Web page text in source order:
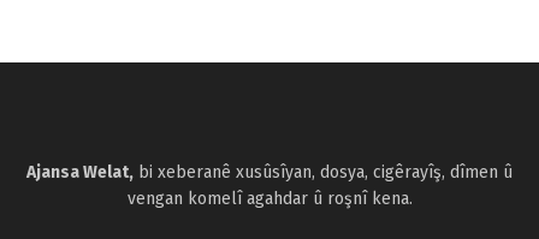
Ajansa Welat, bi xeberanê xusûsîyan, dosya, cigêrayîş, dîmen û
vengan komelî agahdar û roşnî kena.